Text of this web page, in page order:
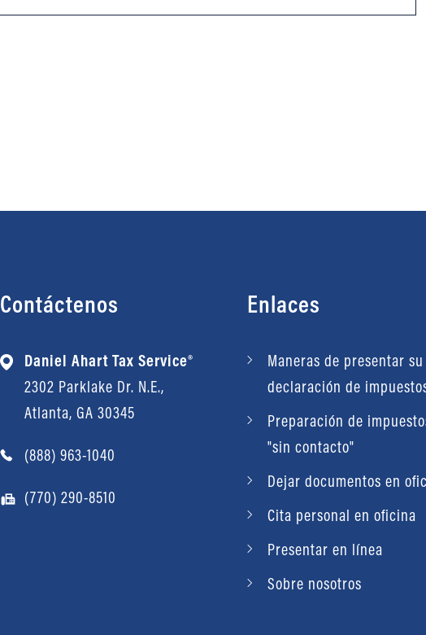
Contáctenos
Daniel Ahart Tax Service®
2302 Parklake Dr. N.E.,
Atlanta, GA 30345
(888) 963-1040
(770) 290-8510
Enlaces
Maneras de presentar su
declaración de
Preparación de
"sin contacto"
Dejar documentos en
Cita personal en oficina
Presentar en línea
Sobre nosotros